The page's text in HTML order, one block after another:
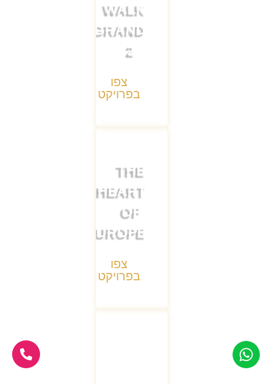
WALK
GRAND
2
צפו
בפרויקט
THE
HEART
OF
EUROPE
צפו
בפרויקט